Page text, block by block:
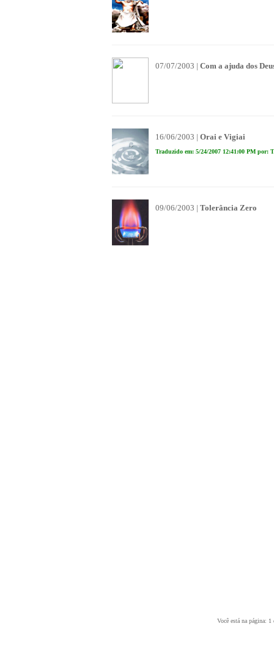
07/07/2003 | Com a ajuda dos
16/06/2003 | Orai e Vigiai
Traduzido em: 5/24/2007 12:41:00 PM por:
09/06/2003 | Tolerância Zero
Você está na página: